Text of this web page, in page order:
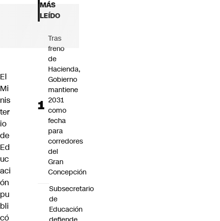
El
Mi
nis
ter
io
de
Ed
uc
aci
ón
pu
bli
có
MÁS
LEÍDO
Tras
freno
de
Hacienda,
Gobierno
mantiene
2031
como
fecha
para
corredores
del
Gran
Concepción
Subsecretario
de
Educación